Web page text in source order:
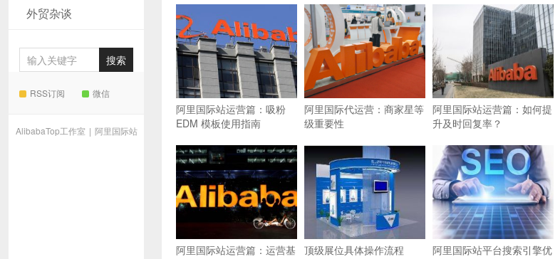
外贸杂谈
RSS订阅 微信
AlibabaTop工作室 | 阿里国际站
阿里国际站运营篇：吸粉
EDM 模板使用指南
阿里国际代运营：商家星等
级重要性
阿里国际站运营篇：如何提
升及时回复率？
阿里国际站运营篇：运营基 顶级展位具体操作流程
阿里国际站平台搜索引擎优